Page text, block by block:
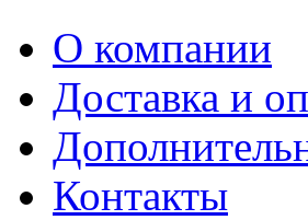
О компании
Доставка и
Контакты